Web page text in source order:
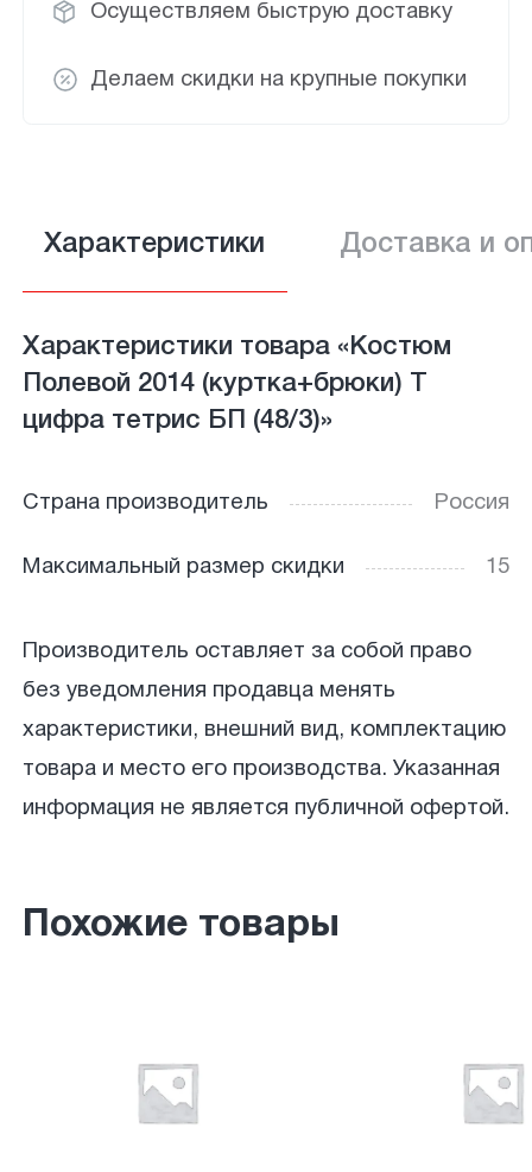
Осуществляем быструю доставку
Делаем скидки на крупные покупки
Характеристики Доставка и
Характеристики товара «Костюм
Полевой 2014 (куртка+брюки) Т
цифра тетрис БП (48/3)»
Страна производитель Россия
Максимальный размер скидки 15
Производитель оставляет за собой право
без уведомления продавца менять
характеристики, внешний вид, комплектацию
товара и место его производства. Указанная
информация не является публичной офертой.
Похожие товары